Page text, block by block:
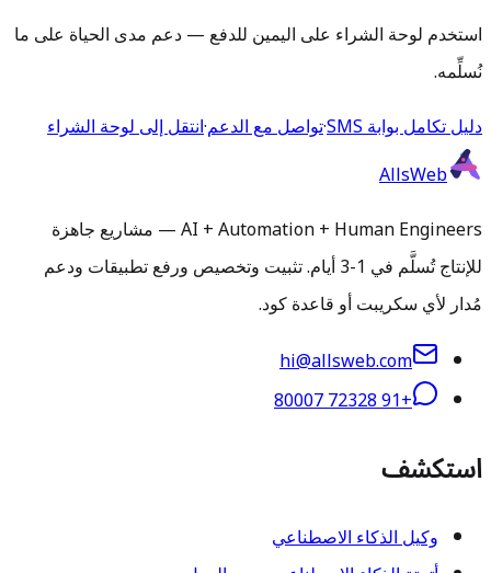
استخدم لوحة الشراء على اليمين للدفع — دعم مدى الحياة على ما
نُسلِّمه.
دليل تكامل بوابة SMS
·تواصل مع الدعم·انتقل إلى لوحة الشراء
AllsWeb
AI + Automation + Human Engineers — مشاريع جاهزة
للإنتاج تُسلَّم في 1-3 أيام. تثبيت وتخصيص ورفع تطبيقات ودعم
مُدار لأي سكريبت أو قاعدة كود.
hi@allsweb.com
+91 72328 80007
استكشف
وكيل الذكاء الاصطناعي